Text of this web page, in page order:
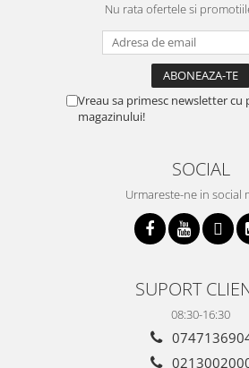
Nu rata ofertele si
Vreau sa primesc newsletter
magazinului!
SOCIAL
Urmareste-ne in social
SUPORT
08:30-16:30